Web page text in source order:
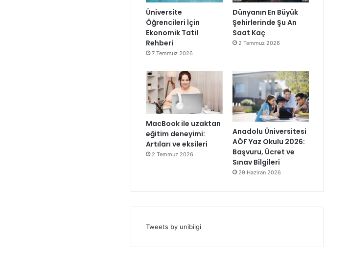
Üniversite
Öğrencileri İçin
Ekonomik Tatil
Rehberi
7 Temmuz 2026
Dünyanın En Büyük
Şehirlerinde Şu An
Saat Kaç
2 Temmuz 2026
MacBook ile uzaktan
eğitim deneyimi:
Artıları ve eksileri
2 Temmuz 2026
Anadolu Üniversitesi
AÖF Yaz Okulu 2026:
Başvuru, Ücret ve
Sınav Bilgileri
29 Haziran 2026
Tweets by unibilgi